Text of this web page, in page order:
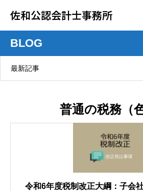
佐和公認会計士事務所
BLOG
最新記事
普通の税務（
令和6年度税制改正大綱：子会